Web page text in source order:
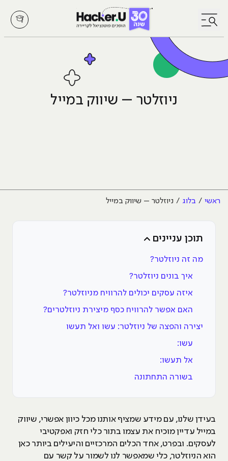
לחץ לפתיחת/סגירת תפריט
ניוזלטר – שיווק במייל
ראשי בלוג ניוזלטר – שיווק במייל
תוכן עניינים
מה זה ניוזלטר?
איך בונים ניוזלטר?
איזה עסקים יכולים להרוויח מניוזלטר?
האם אפשר להרוויח כסף מיצירת ניוזלטרים?
יצירה והפצה של ניוזלטר: עשו ואל תעשו
עשו:
אל תעשו:
בשורה התחתונה
בעידן שלנו, עם מידע שמציף אותנו מכל כיוון אפשרי, שיווק
במייל עדיין מוכיח את עצמו בתור כלי חזק ואפקטיבי
לעסקים. ובפרט, אחד הכלים המרכזיים והיעילים ביותר כאן
הוא הניוזלטר, כלי שמאפשר לנו לשמור על קשר עם